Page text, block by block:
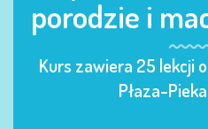
porodzie i
Kurs zawiera 25 lekcji
Płaza-